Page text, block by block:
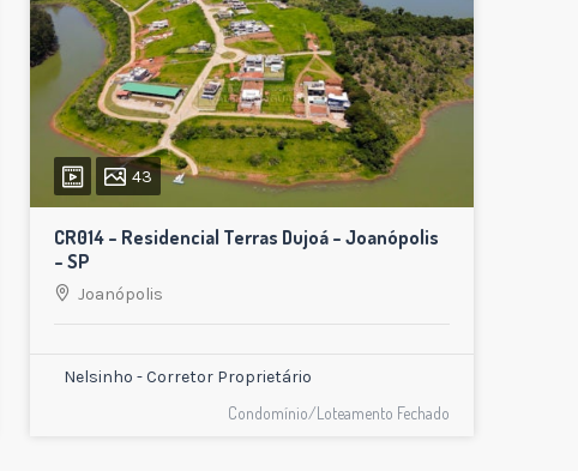
43
CR014 – Residencial Terras Dujoá – Joanópolis
– SP
Joanópolis
Nelsinho - Corretor Proprietário
Condomínio/Loteamento Fechado